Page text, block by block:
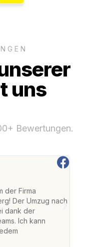
uns
Bewertungen.
der Firma
Der Umzug nach
dank der
Ich kann